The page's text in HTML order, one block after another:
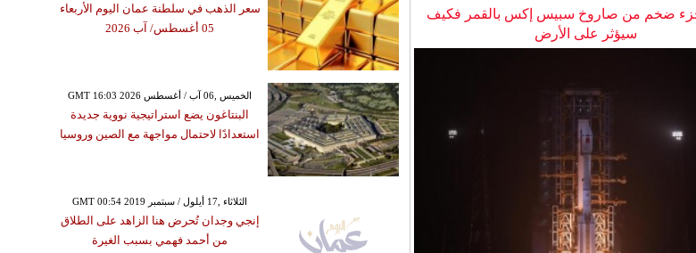
جزء ضخم من صاروخ سبيس إكس بالقمر فكيف
سيؤثر على الأرض
سعر الذهب في سلطنة عمان اليوم الأربعاء
05 أغسطس/ آب 2026
GMT 16:03 2026 الخميس ,06 آب / أغسطس
البنتاغون يضع استراتيجية نووية جديدة
استعدادًا لاحتمال مواجهة مع الصين وروسيا
GMT 00:54 2019 الثلاثاء ,17 أيلول / سبتمبر
إنجي وجدان تُحرض هنا الزاهد على الطلاق
من أحمد فهمي بسبب الغيرة